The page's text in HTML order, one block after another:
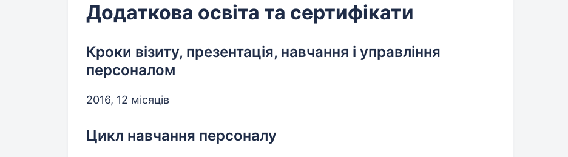
Додаткова освіта та сертифікати
Кроки візиту, презентація, навчання і управління
персоналом
2016, 12 місяців
Цикл навчання персоналу